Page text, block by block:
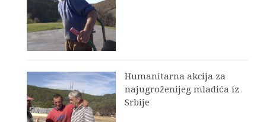
Humanitarna akcija za
najugroženijeg mladića iz
Srbije